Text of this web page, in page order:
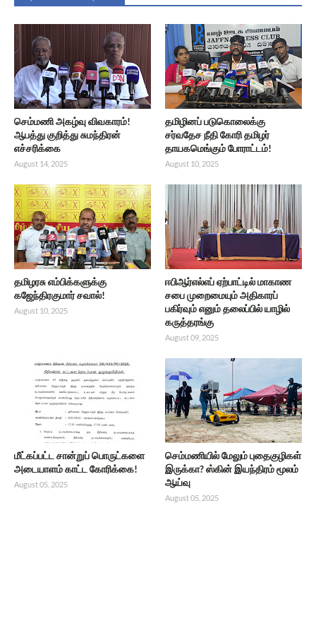
செம்மணி அகழ்வு விவகாரம்!
ஆபத்து குறித்து சுமந்திரன்
எச்சரிக்கை
August 14, 2025
தமிழினப் படுகொலைக்கு
சர்வதேச நீதி கோரி தமிழர்
தாயகமெங்கும் போராட்டம்!
August 10, 2025
தமிழரசு எம்பிக்களுக்கு
கஜேந்திரகுமார் சவால்!
August 10, 2025
ஈபிஆர்எல்எப் ஏற்பாட்டில் மாகாண
சபை முறைமையும் அதிகாரப்
பகிர்வும் எனும் தலைப்பில் யாழில்
கருத்தரங்கு
August 09, 2025
மீட்கப்பட்ட சான்றுப் பொருட்களை
அடையாளம் காட்ட கோரிக்கை!
August 05, 2025
செம்மணியில் மேலும் புதைகுழிகள்
இருக்கா? ஸ்கின் இயந்திரம் மூலம்
ஆய்வு
August 05, 2025